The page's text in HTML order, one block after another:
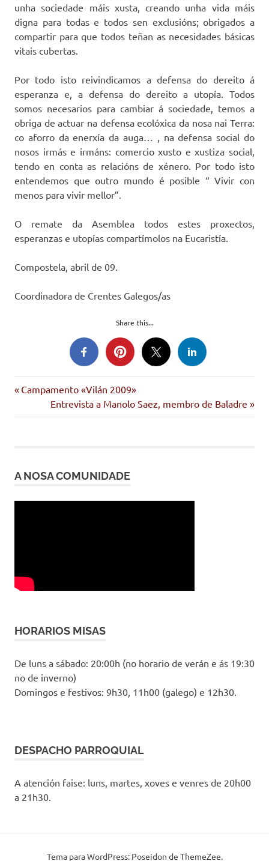
unha sociedade máis xusta, creando unha vida máis
digna para todas e todos sen exclusións; obrigados a
compartir para que todos teñan as necesidades básicas
vitais cubertas.
Por todo isto reivindicamos a defensa do dereito á
esperanza e, a defensa do dereito a utopía. Todos
somos necesarios para cambiar á sociedade, temos a
obriga de actuar na defensa ecolóxica da nosa nai Terra:
co aforro da enerxía da auga… , na defensa social do
nosos irmás e irmáns: comercio xusto e xustiza social,
tendo en conta as relacións de xénero. Por todo isto
entendemos que outro mundo é posible “ Vivir con
menos para vivir mellor”.
O remate da Asemblea todos estes proxectos,
esperanzas e utopías compartímolos na Eucaristía.
Compostela, abril de 09.
Coordinadora de Crentes Galegos/as
Share this...
Navegación
de
Entrada
anterior:
Campamento «Vilán 2009»
Siguiente
entrada:
Entrevista a Manolo Saez, membro de Baladre
A NOSA COMUNIDADE
HORARIOS MISAS
De luns a sábado: 20:00h (no horario de verán e ás 19:30
no de inverno)
Domingos e festivos: 9h30, 11h00 (galego) e 12h30.
DESPACHO PARROQUIAL
A atención faise: luns, martes, xoves e venres de 20h00
a 21h30.
Tema para WordPress: Poseidon de ThemeZee.